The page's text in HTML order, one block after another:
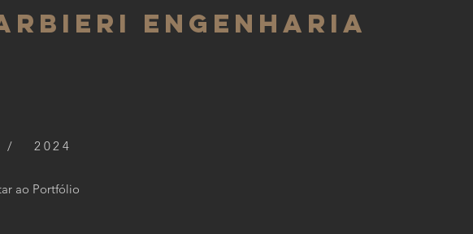
ENGENHARIA
2024
ao Portfólio